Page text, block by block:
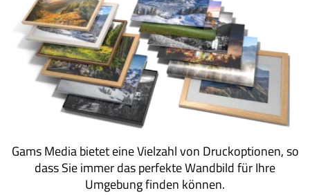
Gams Media bietet eine Vielzahl von Druckoptionen, so
dass Sie immer das perfekte Wandbild für Ihre
Umgebung finden können.